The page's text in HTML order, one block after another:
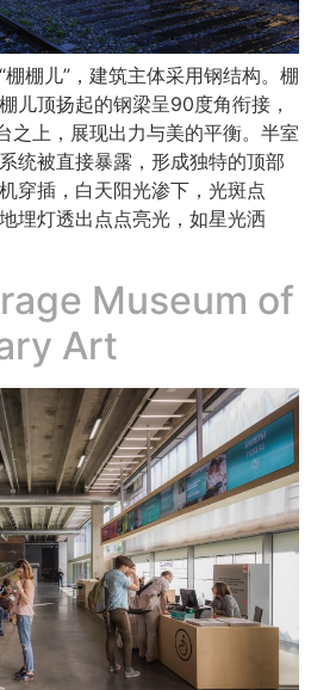
棚儿”，建筑主体采用钢结构。棚
儿顶扬起的钢梁呈90度角衔接，
之上，展现出力与美的平衡。半室
统被直接暴露，形成独特的顶部
穿插，白天阳光渗下，光斑点
埋灯透出点点亮光，如星光洒
Museum of
Art